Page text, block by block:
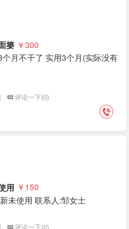
篓 ￥300
月不干了 实用3个月(实际没有
评论一下(0)
用 ￥150
未使用 联系人:邹女士
评论一下(0)